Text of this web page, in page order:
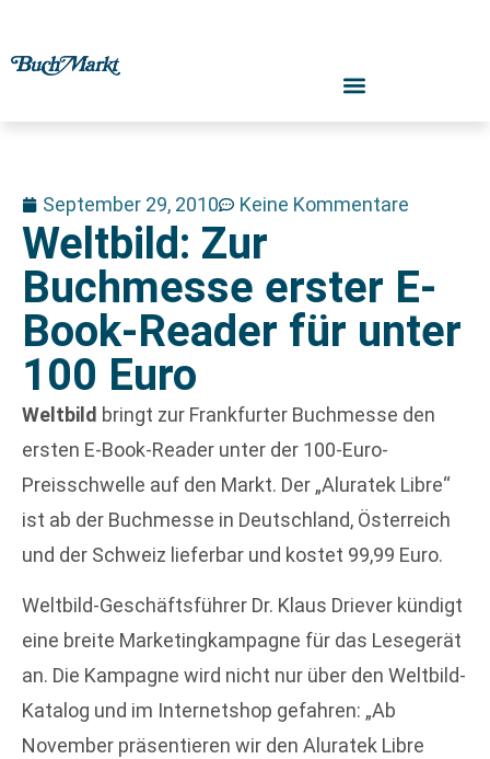
September 29, 2010 Keine Kommentare
Weltbild: Zur
Buchmesse erster E-
Book-Reader für unter
100 Euro
Weltbild bringt zur Frankfurter Buchmesse den
ersten E-Book-Reader unter der 100-Euro-
Preisschwelle auf den Markt. Der „Aluratek Libre“
ist ab der Buchmesse in Deutschland, Österreich
und der Schweiz lieferbar und kostet 99,99 Euro.
Weltbild-Geschäftsführer Dr. Klaus Driever kündigt
eine breite Marketingkampagne für das Lesegerät
an. Die Kampagne wird nicht nur über den Weltbild-
Katalog und im Internetshop gefahren: „Ab
November präsentieren wir den Aluratek Libre